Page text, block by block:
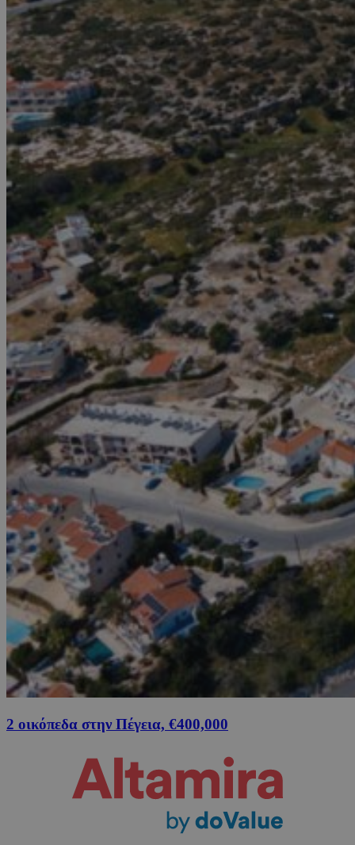
2 οικόπεδα στην Πέγεια, €400,000